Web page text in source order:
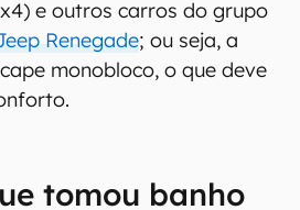
e outros carros do grupo
Renegade; ou seja, a
monobloco, o que deve
tomou banho